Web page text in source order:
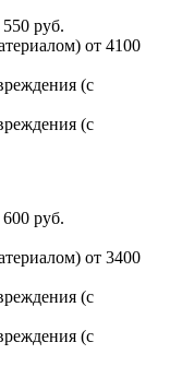
руб.
от 4100
(с
(с
руб.
от 3400
(с
(с